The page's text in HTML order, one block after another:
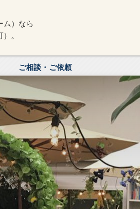
ム）なら
。
ご相談・ご依頼